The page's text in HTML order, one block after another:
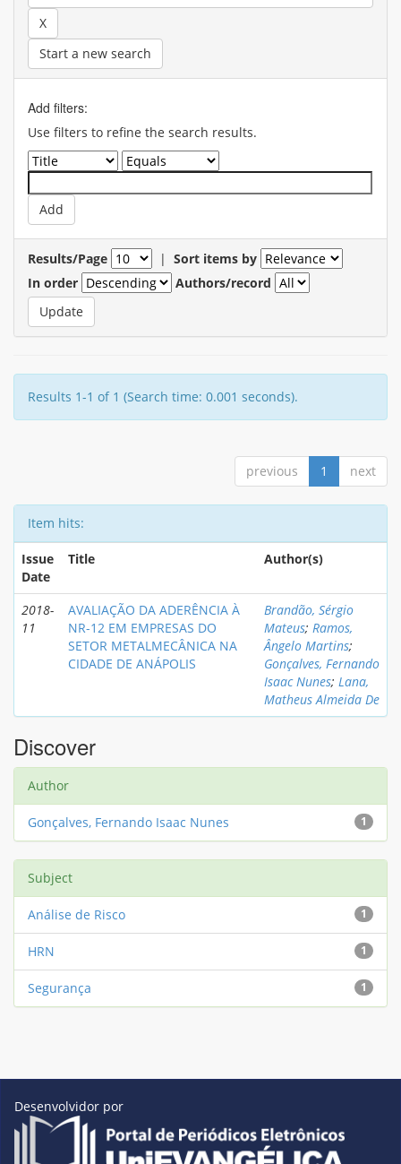
Start a new search
Add filters:
Use filters to refine the search results.
Results/Page | Sort items by
In order
Authors/record
Results 1-1 of 1 (Search time: 0.001 seconds).
previous 1 next
Item hits:
Issue
Date
Title Author(s)
2018-
11
AVALIAÇÃO DA ADERÊNCIA À
NR-12 EM EMPRESAS DO
SETOR METALMECÂNICA NA
CIDADE DE ANÁPOLIS
Brandão, Sérgio
Mateus; Ramos,
Ângelo Martins;
Gonçalves, Fernando
Isaac Nunes; Lana,
Matheus Almeida De
Discover
Author
1
Gonçalves, Fernando Isaac Nunes
Subject
1
Análise de Risco
1
HRN
1
Segurança
Desenvolvidor por